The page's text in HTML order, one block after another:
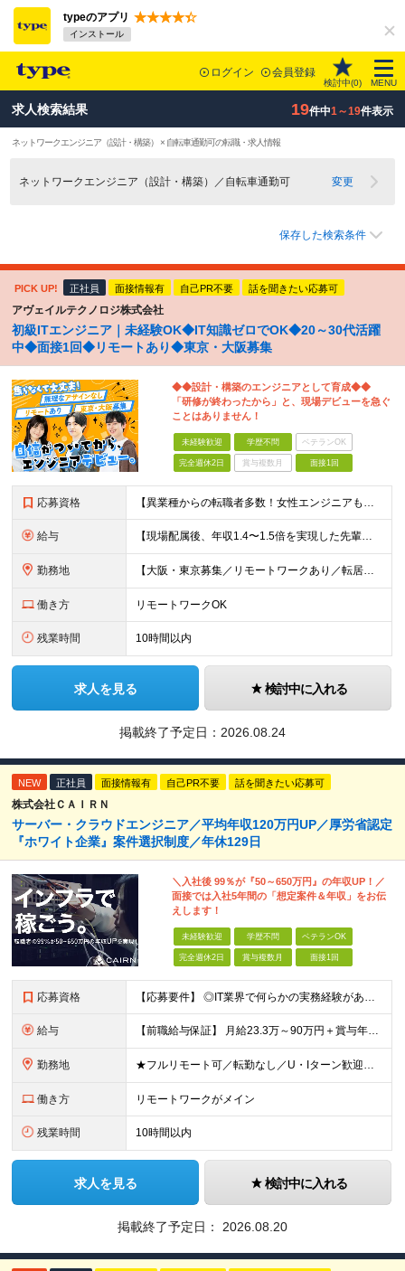
typeのアプリ
インストール
ログイン 会員登録
検討中(0) MENU
求人検索結果 19件中1～19件表示
ネットワークエンジニア（設計・構築） × 自転車通勤可の転職・求人情報
ネットワークエンジニア（設計・構築）／自転車通勤可 変更
保存した検索条件
PICK UP! 正社員 面接情報有 自己PR不要 話を聞きたい応募可
アヴェイルテクノロジ株式会社
初級ITエンジニア｜未経験OK◆IT知識ゼロでOK◆20～30代活躍
中◆面接1回◆リモートあり◆東京・大阪募集
◆◆設計・構築のエンジニアとして育成◆◆
「研修が終わったから」と、現場デビューを急ぐ
ことはありません！
未経験歓迎 学歴不問 ベテランOK
完全週休2日 賞与複数月 面接1回
応募資格 【異業種からの転職者多数！女性エンジニアも活躍中】 ◆学歴不問 ◆未経験OK ≪こんな方を歓迎しています≫ ◎未経験から成長できる環境で活躍したい方 ◎大学やスクールでIT系のスキルを学んだことのあ
給与 【現場配属後、年収1.4〜1.5倍を実現した先輩も！残業代全額支給】 ◆給与は経験やスキルに応じて決定します ◆年俸制250万円～350万円（1/12を月々支給） ≪年収UPの例≫ ◎飲食業からのキ
勤務地 【大阪・東京募集／リモートワークあり／転居を伴う転勤なし】 東京本社、大阪事務所、または東京23区内・関西（大阪・兵庫）の各クライアント先勤務 ◆入社後、約1年間はクライアント先ではなく 自社内（東
働き方 リモートワークOK
残業時間 10時間以内
求人を見る 検討中に入れる
掲載終了予定日： 2026.08.24
NEW 正社員 面接情報有 自己PR不要 話を聞きたい応募可
株式会社ＣＡＩＲＮ
サーバー・クラウドエンジニア／平均年収120万円UP／厚労省認定
『ホワイト企業』案件選択制度／年休129日
＼入社後 99％が『50～650万円』の年収UP！／
面接では入社5年間の「想定案件＆年収」をお伝
えします！
未経験歓迎 学歴不問 ベテランOK
完全週休2日 賞与複数月 面接1回
応募資格 【応募要件】 ◎IT業界で何らかの実務経験がある方 └2～3ヶ月の実務経験のある方は歓迎します！ 例）PCキッティングやモバイル通信基地局の業務経験者など インフラエンジニアとして経験のある方は、
給与 【前職給与保証】 月給23.3万～90万円＋賞与年2回＋インセンティブ ★年収1000万円以上の実績あり！ ※上記月給には月20～30時間分（2万9,300円～21万7,900円）の固定残業代を含み
勤務地 ★フルリモート可／転勤なし／U・Iターン歓迎★ ◎勤務地は相談の上、ご自宅近くに調整します！ 【勤務地】 本社、または東京／埼玉／千葉／神奈川／愛知／仙台のクライアント先 ◎完全在宅（フルリモート）
働き方 リモートワークがメイン
残業時間 10時間以内
求人を見る 検討中に入れる
掲載終了予定日： 2026.08.20